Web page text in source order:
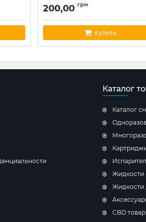
200,00 грн
Купить
Каталог
Каталог
Жидкости
Жидкости
CBD